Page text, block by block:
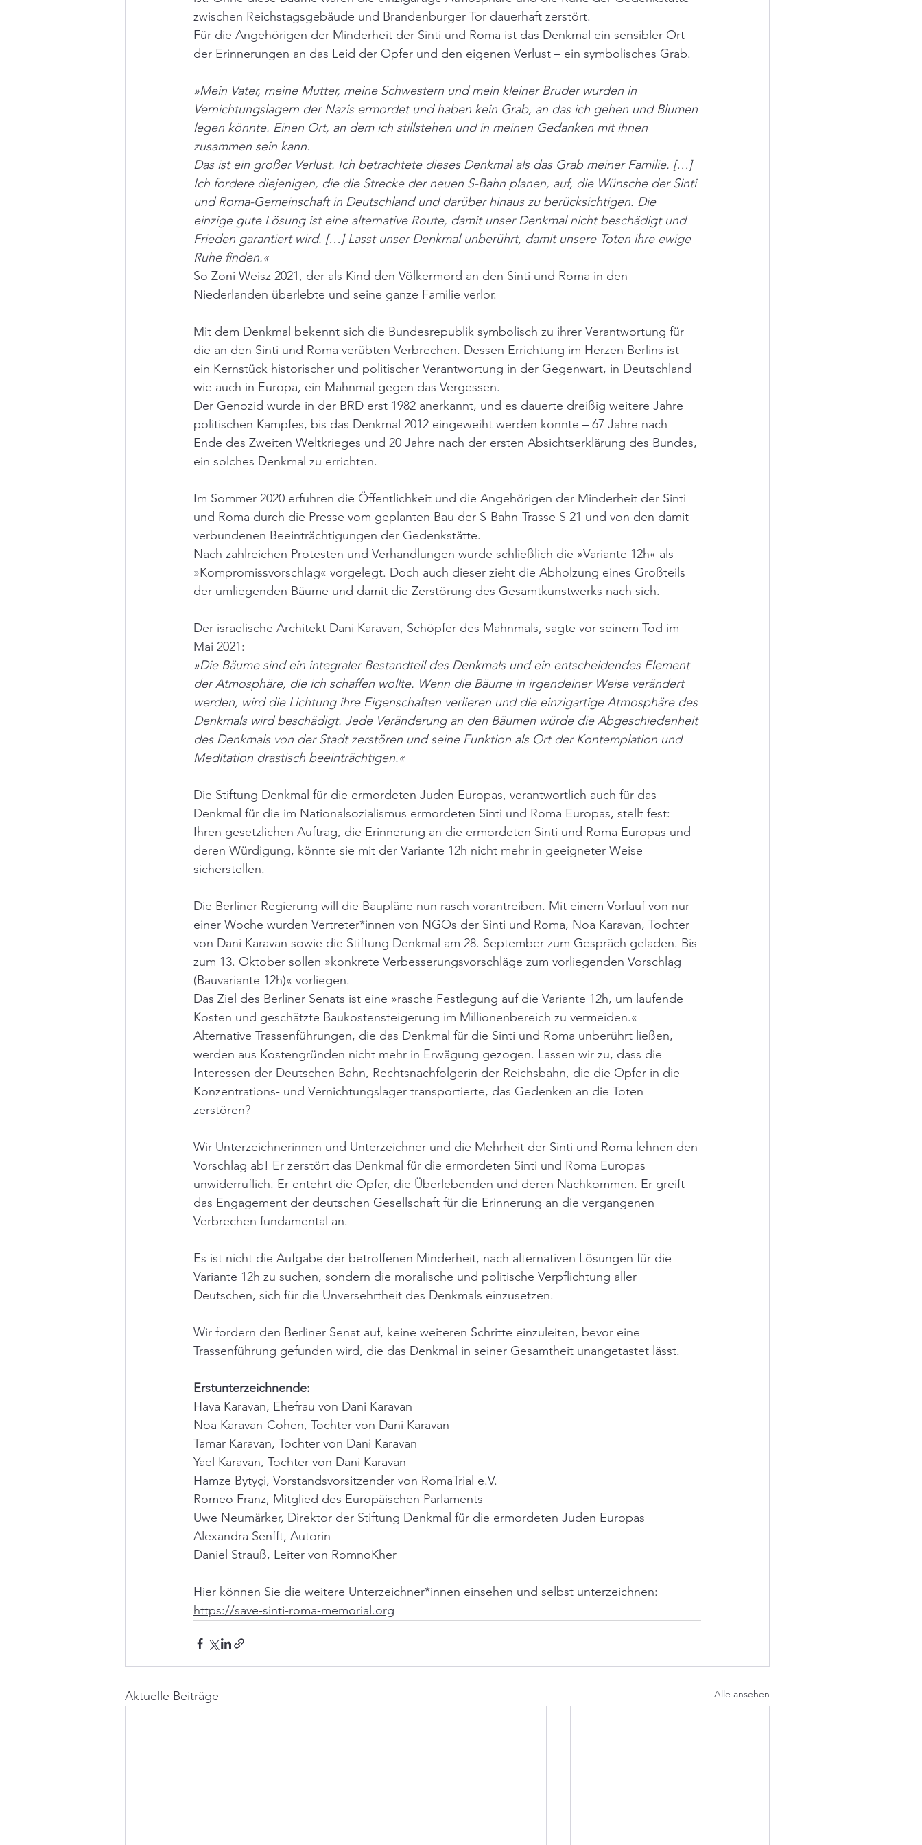
zwischen Reichstagsgebäude und Brandenburger Tor dauerhaft zerstört.
Für die Angehörigen der Minderheit der Sinti und Roma ist das Denkmal ein sensibler Ort
der Erinnerungen an das Leid der Opfer und den eigenen Verlust – ein symbolisches Grab.
»Mein Vater, meine Mutter, meine Schwestern und mein kleiner Bruder wurden in
Vernichtungslagern der Nazis ermordet und haben kein Grab, an das ich gehen und Blumen
legen könnte. Einen Ort, an dem ich stillstehen und in meinen Gedanken mit ihnen
zusammen sein kann.
Das ist ein großer Verlust. Ich betrachtete dieses Denkmal als das Grab meiner Familie. […]
Ich fordere diejenigen, die die Strecke der neuen S-Bahn planen, auf, die Wünsche der Sinti
und Roma-Gemeinschaft in Deutschland und darüber hinaus zu berücksichtigen. Die
einzige gute Lösung ist eine alternative Route, damit unser Denkmal nicht beschädigt und
Frieden garantiert wird. […] Lasst unser Denkmal unberührt, damit unsere Toten ihre ewige
Ruhe finden.«
So Zoni Weisz 2021, der als Kind den Völkermord an den Sinti und Roma in den
Niederlanden überlebte und seine ganze Familie verlor.
Mit dem Denkmal bekennt sich die Bundesrepublik symbolisch zu ihrer Verantwortung für
die an den Sinti und Roma verübten Verbrechen. Dessen Errichtung im Herzen Berlins ist
ein Kernstück historischer und politischer Verantwortung in der Gegenwart, in Deutschland
wie auch in Europa, ein Mahnmal gegen das Vergessen.
Der Genozid wurde in der BRD erst 1982 anerkannt, und es dauerte dreißig weitere Jahre
politischen Kampfes, bis das Denkmal 2012 eingeweiht werden konnte – 67 Jahre nach
Ende des Zweiten Weltkrieges und 20 Jahre nach der ersten Absichtserklärung des Bundes,
ein solches Denkmal zu errichten.
Im Sommer 2020 erfuhren die Öffentlichkeit und die Angehörigen der Minderheit der Sinti
und Roma durch die Presse vom geplanten Bau der S-Bahn-Trasse S 21 und von den damit
verbundenen Beeinträchtigungen der Gedenkstätte.
Nach zahlreichen Protesten und Verhandlungen wurde schließlich die »Variante 12h« als
»Kompromissvorschlag« vorgelegt. Doch auch dieser zieht die Abholzung eines Großteils
der umliegenden Bäume und damit die Zerstörung des Gesamtkunstwerks nach sich.
Der israelische Architekt Dani Karavan, Schöpfer des Mahnmals, sagte vor seinem Tod im
Mai 2021:
»Die Bäume sind ein integraler Bestandteil des Denkmals und ein entscheidendes Element
der Atmosphäre, die ich schaffen wollte. Wenn die Bäume in irgendeiner Weise verändert
werden, wird die Lichtung ihre Eigenschaften verlieren und die einzigartige Atmosphäre des
Denkmals wird beschädigt. Jede Veränderung an den Bäumen würde die Abgeschiedenheit
des Denkmals von der Stadt zerstören und seine Funktion als Ort der Kontemplation und
Meditation drastisch beeinträchtigen.«
Die Stiftung Denkmal für die ermordeten Juden Europas, verantwortlich auch für das
Denkmal für die im Nationalsozialismus ermordeten Sinti und Roma Europas, stellt fest:
Ihren gesetzlichen Auftrag, die Erinnerung an die ermordeten Sinti und Roma Europas und
deren Würdigung, könnte sie mit der Variante 12h nicht mehr in geeigneter Weise
sicherstellen.
Die Berliner Regierung will die Baupläne nun rasch vorantreiben. Mit einem Vorlauf von nur
einer Woche wurden Vertreter*innen von NGOs der Sinti und Roma, Noa Karavan, Tochter
von Dani Karavan sowie die Stiftung Denkmal am 28. September zum Gespräch geladen. Bis
zum 13. Oktober sollen »konkrete Verbesserungsvorschläge zum vorliegenden Vorschlag
(Bauvariante 12h)« vorliegen.
Das Ziel des Berliner Senats ist eine »rasche Festlegung auf die Variante 12h, um laufende
Kosten und geschätzte Baukostensteigerung im Millionenbereich zu vermeiden.«
Alternative Trassenführungen, die das Denkmal für die Sinti und Roma unberührt ließen,
werden aus Kostengründen nicht mehr in Erwägung gezogen. Lassen wir zu, dass die
Interessen der Deutschen Bahn, Rechtsnachfolgerin der Reichsbahn, die die Opfer in die
Konzentrations- und Vernichtungslager transportierte, das Gedenken an die Toten
zerstören?
Wir Unterzeichnerinnen und Unterzeichner und die Mehrheit der Sinti und Roma lehnen den
Vorschlag ab! Er zerstört das Denkmal für die ermordeten Sinti und Roma Europas
unwiderruflich. Er entehrt die Opfer, die Überlebenden und deren Nachkommen. Er greift
das Engagement der deutschen Gesellschaft für die Erinnerung an die vergangenen
Verbrechen fundamental an.
Es ist nicht die Aufgabe der betroffenen Minderheit, nach alternativen Lösungen für die
Variante 12h zu suchen, sondern die moralische und politische Verpflichtung aller
Deutschen, sich für die Unversehrtheit des Denkmals einzusetzen.
Wir fordern den Berliner Senat auf, keine weiteren Schritte einzuleiten, bevor eine
Trassenführung gefunden wird, die das Denkmal in seiner Gesamtheit unangetastet lässt.
Erstunterzeichnende:
Hava Karavan, Ehefrau von Dani Karavan
Noa Karavan-Cohen, Tochter von Dani Karavan
Tamar Karavan, Tochter von Dani Karavan
Yael Karavan, Tochter von Dani Karavan
Hamze Bytyçi, Vorstandsvorsitzender von RomaTrial e.V.
Romeo Franz, Mitglied des Europäischen Parlaments
Uwe Neumärker, Direktor der Stiftung Denkmal für die ermordeten Juden Europas
Alexandra Senfft, Autorin
Daniel Strauß, Leiter von RomnoKher
Hier können Sie die weitere Unterzeichner*innen einsehen und selbst unterzeichnen:
https://save-sinti-roma-memorial.org
Aktuelle Beiträge Alle ansehen